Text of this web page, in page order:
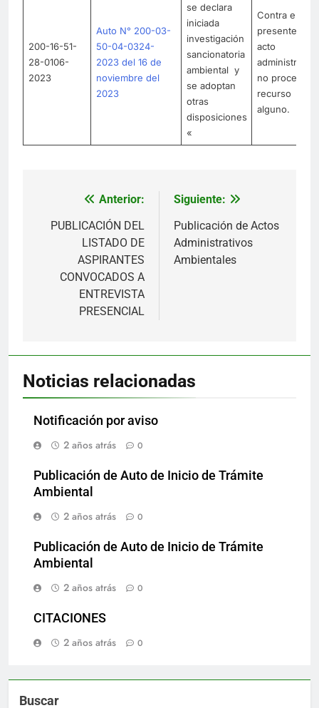
200-16-51-
28-0106-
2023
Auto N° 200-03-
50-04-0324-
2023 del 16 de
noviembre del
2023
se declara
iniciada
investigación
sancionatoria
ambiental y
se adoptan
otras
disposiciones
«
Contra el
presente
acto
administrativo
no procede
recurso
alguno.
Navegación
de
entradas
Anterior:
PUBLICACIÓN DEL
LISTADO DE
ASPIRANTES
CONVOCADOS A
ENTREVISTA
PRESENCIAL
Siguiente:
Publicación de Actos
Administrativos
Ambientales
Noticias relacionadas
Notificación por aviso
2 años atrás
0
Publicación de Auto de Inicio de Trámite
Ambiental
2 años atrás
0
Publicación de Auto de Inicio de Trámite
Ambiental
2 años atrás
0
CITACIONES
2 años atrás
0
Buscar